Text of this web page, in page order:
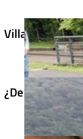
Villa Julia no
¿De qué sirve